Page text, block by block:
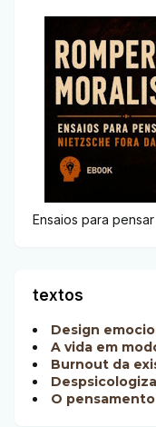
Ensaios para
textos
Design
A vida em
Burnout da
O